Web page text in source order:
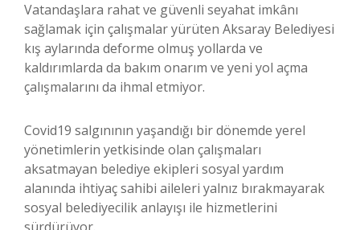
Vatandaşlara rahat ve güvenli seyahat imkânı
sağlamak için çalışmalar yürüten Aksaray Belediyesi
kış aylarında deforme olmuş yollarda ve
kaldırımlarda da bakım onarım ve yeni yol açma
çalışmalarını da ihmal etmiyor.
Covid19 salgınının yaşandığı bir dönemde yerel
yönetimlerin yetkisinde olan çalışmaları
aksatmayan belediye ekipleri sosyal yardım
alanında ihtiyaç sahibi aileleri yalnız bırakmayarak
sosyal belediyecilik anlayışı ile hizmetlerini